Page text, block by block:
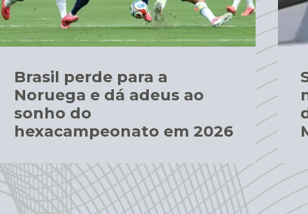
Brasil perde para a
Noruega e dá adeus ao
sonho do
hexacampeonato em 2026